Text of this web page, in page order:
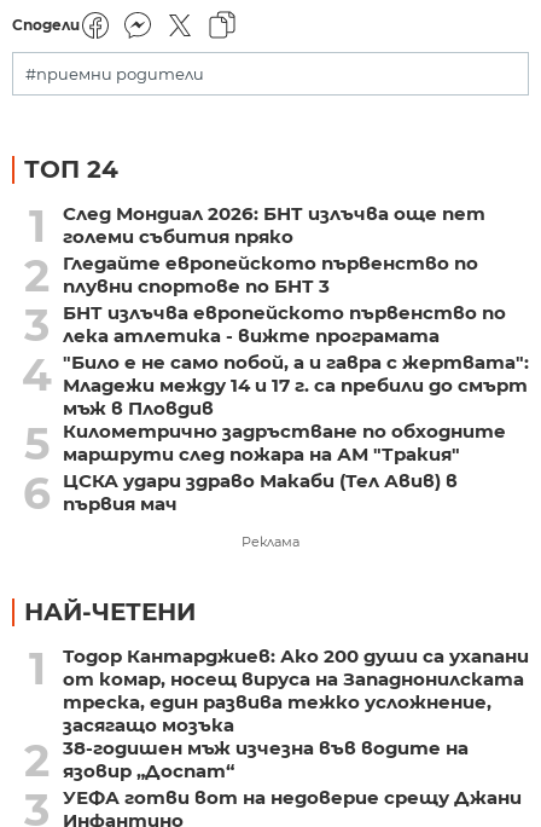
Сподели
#приемни родители
ТОП 24
1
След Мондиал 2026: БНТ излъчва още пет
големи събития пряко
2
Гледайте европейското първенство по
плувни спортове по БНТ 3
3
БНТ излъчва европейското първенство по
лека атлетика - вижте програмата
4 "Било е не само побой, а и гавра с жертвата":
Младежи между 14 и 17 г. са пребили до смърт
мъж в Пловдив
5
Километрично задръстване по обходните
маршрути след пожара на АМ "Тракия"
6
ЦСКА удари здраво Макаби (Тел Авив) в
първия мач
Реклама
НАЙ-ЧЕТЕНИ
1
Тодор Кантарджиев: Ако 200 души са ухапани
от комар, носещ вируса на Западнонилската
треска, един развива тежко усложнение,
засягащо мозъка
2
38-годишен мъж изчезна във водите на
язовир „Доспат“
3
УЕФА готви вот на недоверие срещу Джани
Инфантино